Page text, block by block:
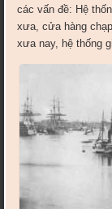
các vấn đề: Hệ
xưa, cửa hàng
xưa nay, hệ thống